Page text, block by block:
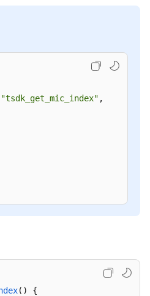
"tsdk_get_mic_index" ,
( ) {